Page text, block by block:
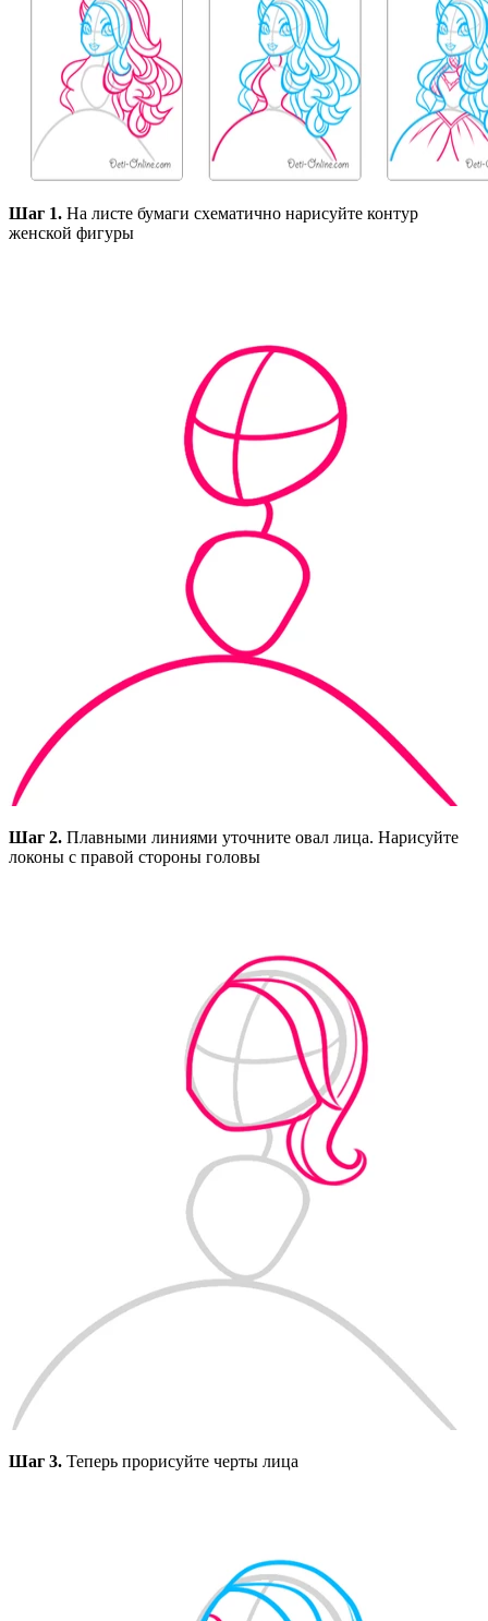
Шаг 1. На листе бумаги схематично нарисуйте контур
женской фигуры
Шаг 2. Плавными линиями уточните овал лица. Нарисуйте
локоны с правой стороны головы
Шаг 3. Теперь прорисуйте черты лица